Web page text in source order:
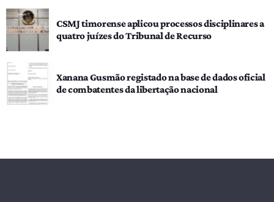
CSMJ timorense aplicou processos disciplinares a
quatro juízes do Tribunal de Recurso
Xanana Gusmão registado na base de dados oficial
de combatentes da libertação nacional